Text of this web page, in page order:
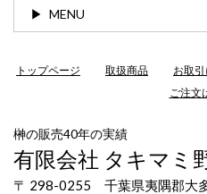
MENU
トップページ 取扱商品 お取
ご注文
榊の販売40年の実績
有限会社 タキマミ
〒 298-0255 千葉県夷隅郡大